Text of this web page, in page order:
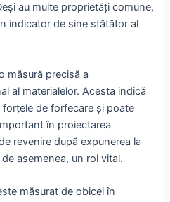
au multe proprietăți comune,
indicator de sine stătător al
măsură precisă a
al materialelor. Acesta indică
de forfecare și poate
în proiectarea
revenire după expunerea la
asemenea, un rol vital.
măsurat de obicei în